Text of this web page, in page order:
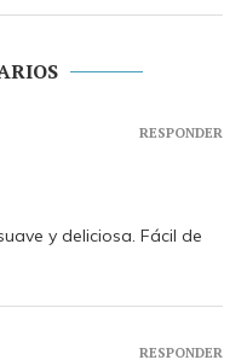
y deliciosa. Fácil de
RESPONDER
RESPONDER